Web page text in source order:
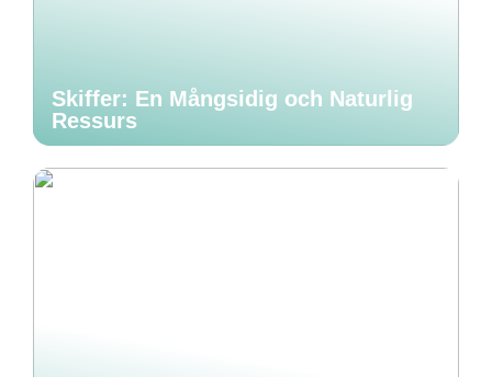
Skiffer: En Mångsidig och Naturlig
Ressurs